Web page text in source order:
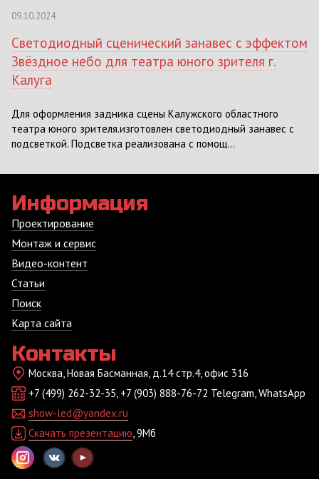
09.10.2024
Светодиодный сценический занавес с эффектом
Звёздное небо для театра юного зрителя г.
Калуга
Для оформления задника сцены Калужского областного
театра юного зрителя.изготовлен светодиодный занавес с
подсветкой. Подсветка реализована с помощ...
Информация
Проектирование
Монтаж и сервис
Видео-контент
Статьи
Поиск
Карта сайта
Контакты
Москва, Новая Басманная, д.14 стр.4, офис 316
+7 (499) 262-32-35, +7 (903) 888-76-72 Telegram, WhatsApp
show-led@yandex.ru
Скачать презентацию, 9Мб